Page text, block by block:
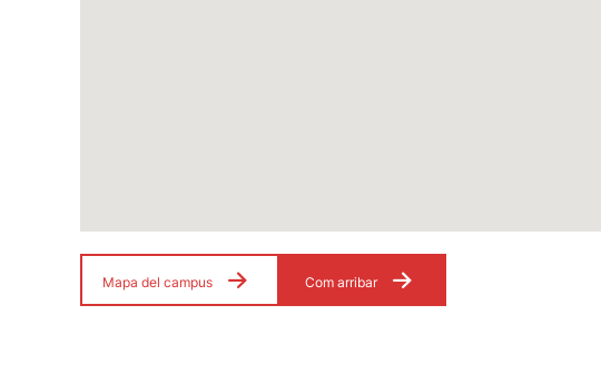
Mapa del campus Com arribar